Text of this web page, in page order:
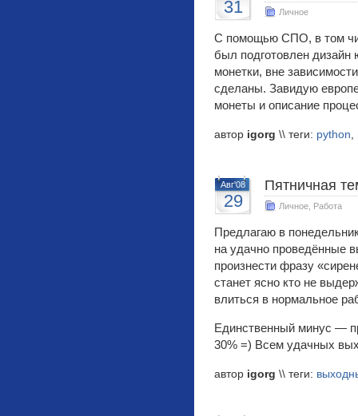
31 Личное
С помощью СПО, в том
был подготовлен
монетки, вне
сделаны. Завидую
монеты и описание
автор igorg \\ теги: python,
Авг'08
29
Пятничная
Личное Работа
Предлагаю в
на удачно проведённые
произнести фразу
станет ясно кто не
влиться в нормальное
Единственный минус —
30% =) Всем удачных
автор igorg \\ теги: